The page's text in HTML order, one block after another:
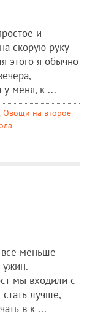
и
скорую руку
этого я обычно
меня, к ...
, Овощи на второе,
меньше
ужин.
мы входили с
лучше,
в к ...